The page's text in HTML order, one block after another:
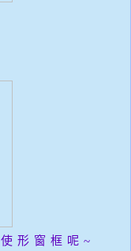
使形窗框呢~